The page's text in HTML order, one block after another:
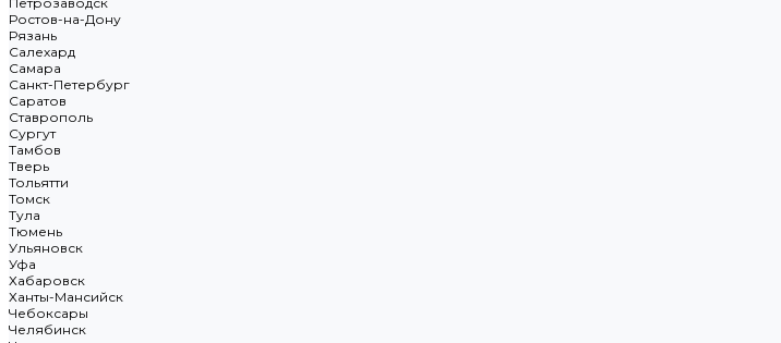
Ростов-на-Дону
Рязань
Салехард
Самара
Санкт-Петербург
Саратов
Ставрополь
Сургут
Тамбов
Тверь
Тольятти
Томск
Тула
Тюмень
Ульяновск
Уфа
Хабаровск
Ханты-Мансийск
Чебоксары
Челябинск